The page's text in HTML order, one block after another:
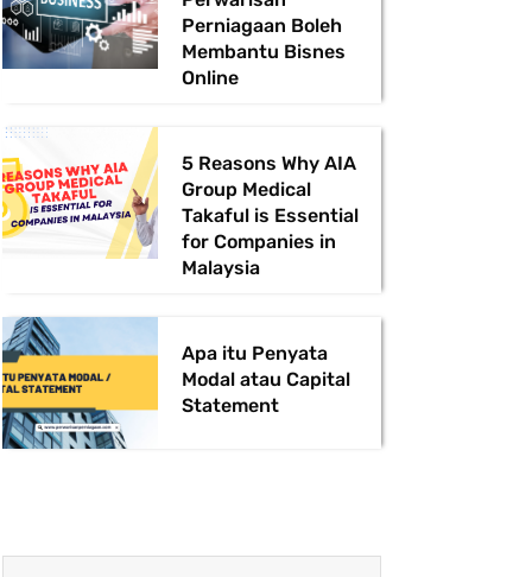
Perniagaan Boleh
Membantu Bisnes
Online
5 Reasons Why AIA
Group Medical
Takaful is Essential
for Companies in
Malaysia
Apa itu Penyata
Modal atau Capital
Statement